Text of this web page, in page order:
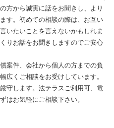
方から誠実に話をお聞きし、より
す。初めての相談の際は、お互い
いたいことを言えないかもしれま
りお話をお聞きしますのでご安心
案件、会社から個人の方までの負
広くご相談をお受けしています。
守します。法テラスご利用可、電
はお気軽にご相談下さい。